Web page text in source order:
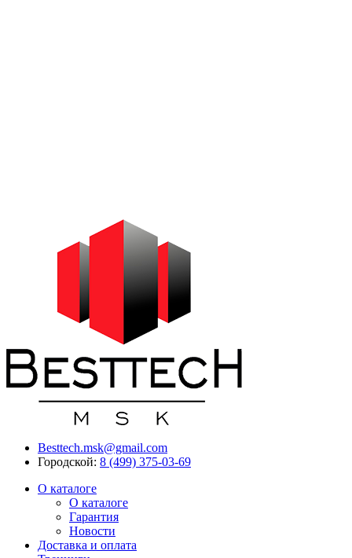
Besttech.msk@gmail.com
Городской: 8 (499) 375-03-69
О каталоге
О каталоге
Гарантия
Новости
Доставка и оплата